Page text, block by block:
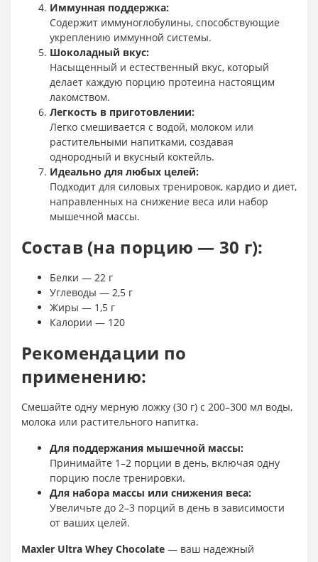
Иммунная поддержка:
Содержит иммуноглобулины, способствующие
укреплению иммунной системы.
Шоколадный вкус:
Насыщенный и естественный вкус, который
делает каждую порцию протеина настоящим
лакомством.
Легкость в приготовлении:
Легко смешивается с водой, молоком или
растительными напитками, создавая
однородный и вкусный коктейль.
Идеально для любых целей:
Подходит для силовых тренировок, кардио и диет,
направленных на снижение веса или набор
мышечной массы.
Состав (на порцию — 30 г):
Белки — 22 г
Углеводы — 2,5 г
Жиры — 1,5 г
Калории — 120
Рекомендации по
применению:
Смешайте одну мерную ложку (30 г) с 200–300 мл воды,
молока или растительного напитка.
Для поддержания мышечной массы:
Принимайте 1–2 порции в день, включая одну
порцию после тренировки.
Для набора массы или снижения веса:
Увеличьте до 2–3 порций в день в зависимости
от ваших целей.
Maxler Ultra Whey Chocolate — ваш надежный